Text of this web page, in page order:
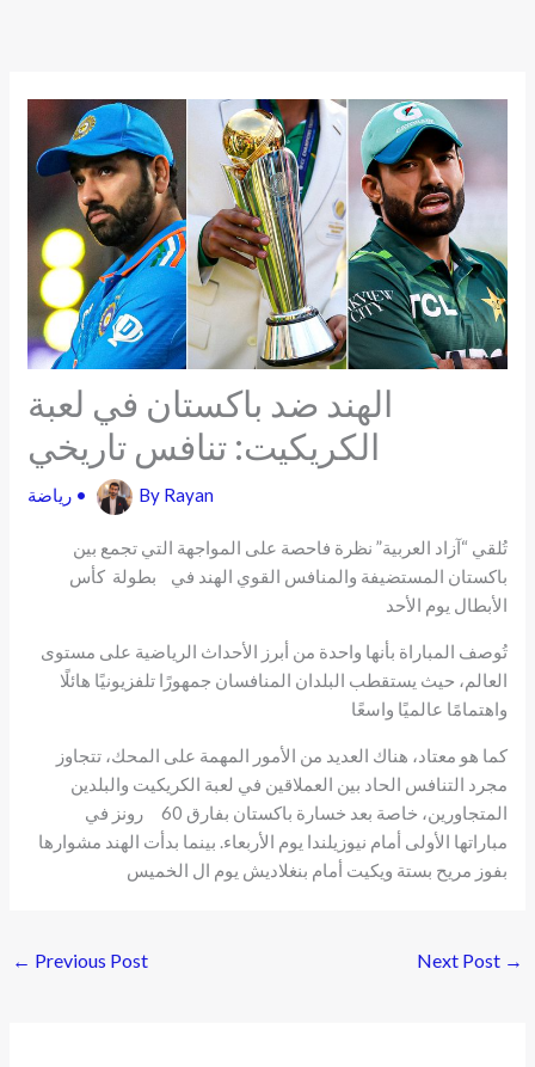
الهند ضد باكستان في لعبة
الكريكيت: تنافس تاريخي
رياضة • By Rayan
تُلقي “آزاد العربية” نظرة فاحصة على المواجهة التي تجمع بين
باكستان المستضيفة والمنافس القوي الهند في بطولة كأس
الأبطال يوم الأحد
تُوصف المباراة بأنها واحدة من أبرز الأحداث الرياضية على مستوى
العالم، حيث يستقطب البلدان المنافسان جمهورًا تلفزيونيًا هائلًا
واهتمامًا عالميًا واسعًا
كما هو معتاد، هناك العديد من الأمور المهمة على المحك، تتجاوز
مجرد التنافس الحاد بين العملاقين في لعبة الكريكيت والبلدين
المتجاورين، خاصة بعد خسارة باكستان بفارق 60 رونز في
مباراتها الأولى أمام نيوزيلندا يوم الأربعاء. بينما بدأت الهند مشوارها
بفوز مريح بستة ويكيت أمام بنغلاديش يوم ال الخميس
← Previous Post Next Post →